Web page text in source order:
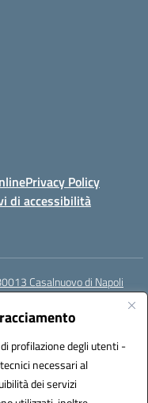
profilazione degli utenti -
necessari al
dei servizi
Privacy Policy
di accessibilità
Casalnuovo di Napoli